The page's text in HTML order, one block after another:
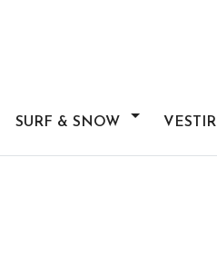
SURF & SNOW VESTIR